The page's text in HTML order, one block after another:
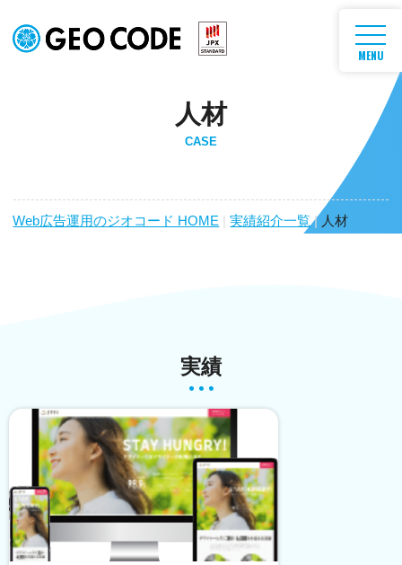
人材
CASE
Web広告運用のジオコード HOME 実績紹介一覧 | 人材
実績
MENU